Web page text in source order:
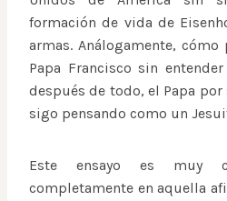
formación de vida de
armas. Análogamente,
Papa Francisco sin
después de todo, el Papa
sigo pensando como un
Este ensayo es muy
completamente en aquella